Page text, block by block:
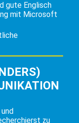
gute Englisch
mit Microsoft
zu